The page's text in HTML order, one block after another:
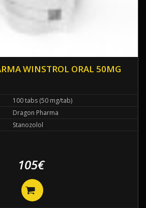
WINSTROL ORAL 50MG
100 tabs (50 mg/tab)
Dragon Pharma
Stanozolol
105€